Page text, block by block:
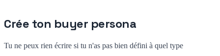
Crée ton buyer persona
Tu ne peux rien écrire si tu n'as pas bien défini à quel type